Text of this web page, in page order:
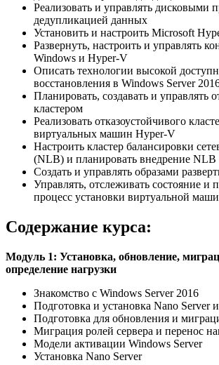
Реализовать и управлять дисковыми
дедупликацией данных
Установить и настроить Microsoft
Развернуть, настроить и управлять
Windows и Hyper-V
Описать технологии высокой
восстановления в Windows Server
Планировать, создавать и управлять
кластером
Реализовать отказоустойчивого
виртуальных машин Hyper-V
Настроить кластер балансировки
(NLB) и планировать внедрение NLB
Создать и управлять образами
Управлять, отслеживать состояние и
процесс установки виртуальной
Содержание курса:
Модуль 1: Установка, обновление,
определение нагрузки
Знакомство с Windows Server 2016
Подготовка и установка Nano Server
Подготовка для обновления и
Миграция ролей сервера и перенос
Модели активации Windows Server
Установка Nano Server